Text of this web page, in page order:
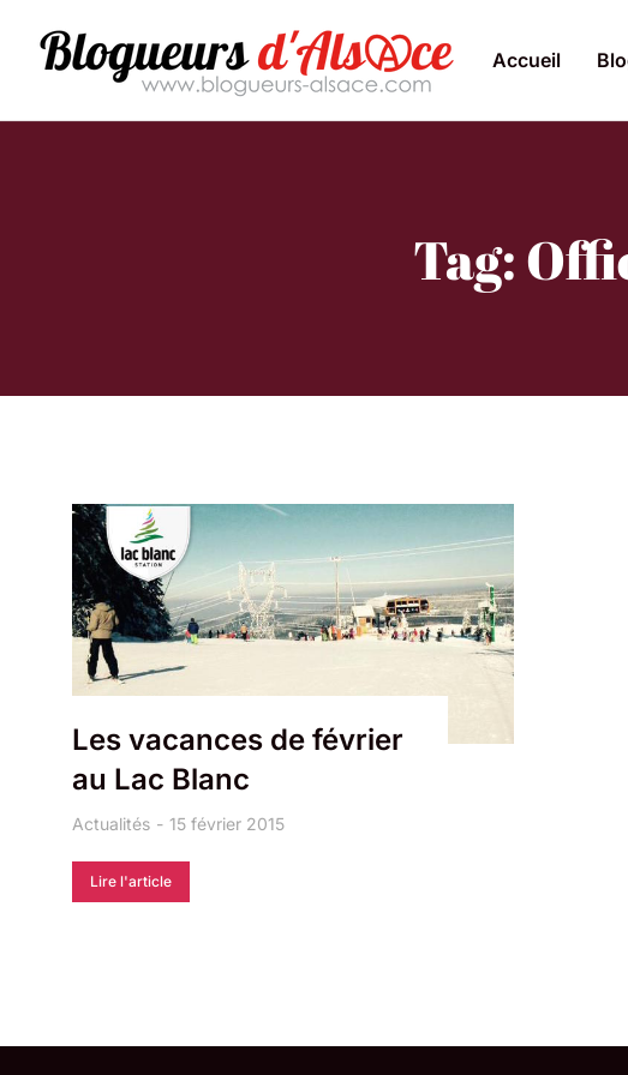
Accueil
Tag:
Les vacances de février
au Lac Blanc
Actualités 15 février 2015
Lire l'article